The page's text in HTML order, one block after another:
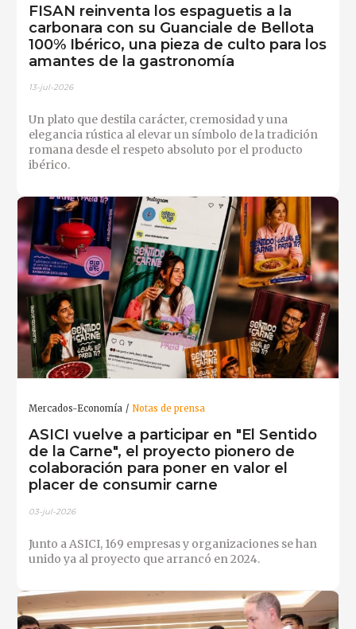
FISAN reinventa los espaguetis a la
carbonara con su Guanciale de Bellota
100% Ibérico, una pieza de culto para los
amantes de la gastronomía
13-jul-2026
Un plato que destila carácter, cremosidad y una
elegancia rústica al elevar un símbolo de la tradición
romana desde el respeto absoluto por el producto
ibérico.
Mercados-Economía Notas de prensa
ASICI vuelve a participar en "El Sentido
de la Carne", el proyecto pionero de
colaboración para poner en valor el
placer de consumir carne
03-jul-2026
Junto a ASICI, 169 empresas y organizaciones se han
unido ya al proyecto que arrancó en 2024.